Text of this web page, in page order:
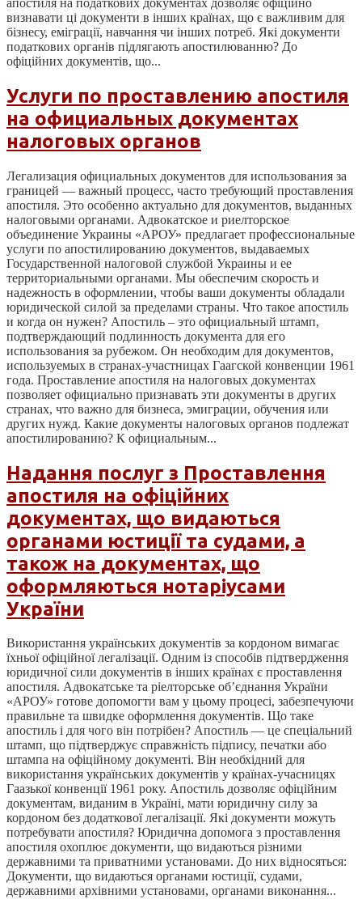
визнавати ці документи в інших країнах, що є важливим для
бізнесу, еміграції, навчання чи інших потреб. Які документи
податкових органів підлягають апостилюванню? До
офіційних документів, що...
Услуги по проставлению апостиля
на официальных документах
налоговых органов
Легализация официальных документов для использования за
границей — важный процесс, часто требующий проставления
апостиля. Это особенно актуально для документов, выданных
налоговыми органами. Адвокатское и риелторское
объединение Украины «АРОУ» предлагает профессиональные
услуги по апостилированию документов, выдаваемых
Государственной налоговой службой Украины и ее
территориальными органами. Мы обеспечим скорость и
надежность в оформлении, чтобы ваши документы обладали
юридической силой за пределами страны. Что такое апостиль
и когда он нужен? Апостиль – это официальный штамп,
подтверждающий подлинность документа для его
использования за рубежом. Он необходим для документов,
используемых в странах-участницах Гаагской конвенции 1961
года. Проставление апостиля на налоговых документах
позволяет официально признавать эти документы в других
странах, что важно для бизнеса, эмиграции, обучения или
других нужд. Какие документы налоговых органов подлежат
апостилированию? К официальным...
Надання послуг з Проставлення
апостиля на офіційних
документах, що видаються
органами юстиції та судами, а
також на документах, що
оформляються нотаріусами
України
Використання українських документів за кордоном вимагає
їхньої офіційної легалізації. Одним із способів підтвердження
юридичної сили документів в інших країнах є проставлення
апостиля. Адвокатське та ріелторське об’єднання України
«АРОУ» готове допомогти вам у цьому процесі, забезпечуючи
правильне та швидке оформлення документів. Що таке
апостиль і для чого він потрібен? Апостиль — це спеціальний
штамп, що підтверджує справжність підпису, печатки або
штампа на офіційному документі. Він необхідний для
використання українських документів у країнах-учасницях
Гаазької конвенції 1961 року. Апостиль дозволяє офіційним
документам, виданим в Україні, мати юридичну силу за
кордоном без додаткової легалізації. Які документи можуть
потребувати апостиля? Юридична допомога з проставлення
апостиля охоплює документи, що видаються різними
державними та приватними установами. До них відносяться:
Документи, що видаються органами юстиції, судами,
державними архівними установами, органами виконання...